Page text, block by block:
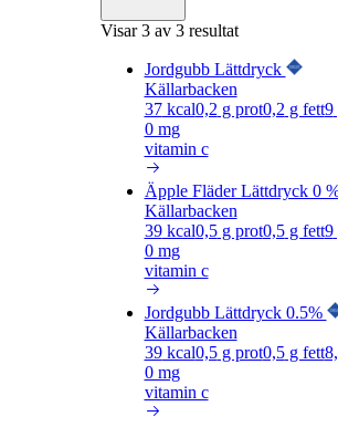
Visar3av 3 resultat
Jordgubb Lättdryck
Källarbacken
37kcal0,2 g prot0,2 g fett9
0 mg
vitamin c
Äpple Fläder Lättdryck 0
Källarbacken
39kcal0,5g prot0,5g fett9
0 mg
vitamin c
Jordgubb Lättdryck 0.5%
Källarbacken
39kcal0,5g prot0,5g fett
0 mg
vitamin c